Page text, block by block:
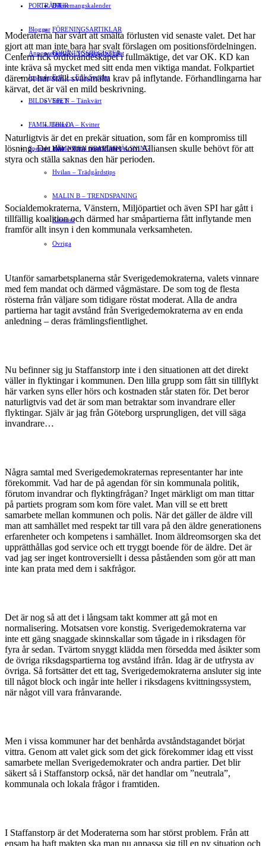
Evenemangskalender
DJUR
FÖRENINGSARTIKLAR
FÖRENINGSREGISTER
PORTRÄTT
Bloggar
Gert Å – I Småstadsvimlet
Erik J – Erik Speglar
Stig N – Tänkvärt
Jenny A – Kvitter
Yrsa – Hand med Hund
Hvilan – Trädgårdstips
MALIN B – TRENDSPANING
Kåserier
Ovriga
Annonsera
Insändare
BILDSVEPET
FAMILJEBILD
LÄMNA EN GRATTISHÄLSNING
Spegeln Info
Moderaterna har svårt att smälta för­lusten vid senaste valet. Det har
gjort att man inte bara har svalt förslagen om positionsfördelningen.
Centern fick ord­förandeskapet i fullmäktige, det var OK. KD kan
inte kräva så mycket med sitt enda men viktiga mandat. Folkpartiet
däremot har ställt svårsmälta krav på inflytande. Förhandlingarna har
kärvat, det är väl en mild beskrivning.
Naturligtvis är det en prekär situation, som får en kompromiss till
lösning. Det där extra mandatet som Alliansen skulle behövt för att
styra och ställa saknas den här perioden.
Socialdemokraterna, Vänstern, Miljö­partiet och även SPI har gått i
tillfällig koalition och därmed har småpartierna fått inflytande men
framför allt insyn i den kommunala verksamheten.
Utanför samarbetsplanerna står Sveri­gedemokraterna, valets vinnare
med fem mandat och därmed vågmästare. De som tog de flesta
rösterna från väljare som tidigare röstat moderat. Alla de andra
partierna har tagit avstånd från Sverigede­mokraterna av en enda
anledning – deras främlingsfientlighet.
Nu befinner sig ju Staffanstorp inte i den situationen att det direkt
väller in flyk­tingar i kommunen. Den lilla grupp som fått sin tillflykt
här varken syns eller hörs och kostnaden står staten för. Det beror
naturligtvis vad det är som man betraktar som invandrare eller
flyktingar. Själv är jag från Göteborg ursprungligen, det vill säga
invandrare…
Några samtal med Sverigedemokraternas representanter har inte
förekommit. Vad har de på agendan för sin kommunala politik,
förutom invandrar och flykting­frågan? Inget märkligt om man tittar
på partiets program som kom före valet. Man vill se ett brett
samarbete mellan kom­munen och polis. När det gäller de äldre vill
man att samhället med respekt tar till vara på den äldre generationens
erfaren­heter och kompetens i samhället. Inom äldreomsorgen ska det
upprätthållas god service och ett tryggt boende för de äldre. Det är
vad jag ser inget kontroversiellt i dessa påståenden som gör att man
inte kan prata med dem i sakfrågor.
Det är nog så att det i långsam takt kommer att gå mot en
normalisering. Motsatsen vore konstig. Sverigedemo­kraterna var
inte ett gäng snaggade skinnskallar som tågade in i riksdagen för
fyra år sedan. Tvärtom snyggt klädda men försedda med åsikter som
de övriga riksdagspartierna tog avstånd ifrån. Idag är de utfrysta av
övriga. Så fortsätter det ett tag, Sverigedemokraterna ansluter sig inte
till något block och ingår inte heller i riksdagens kvittningssystem,
när något vill vara frånvarande.
Men i vissa kommuner har det benhårda avståndstagandet börjat
vittra. Genom att valet gick som det gick förekommer idag ett visst
samarbete mellan Sverigedemo­krater och andra partier. Det blir
säkert så i Staffanstorp också, när det handlar om ”neutrala”,
kommunala och lokala frågor i framtiden.
I Staffanstorp är det Moderaterna som har störst problem. Från att
ensam ha haft makten ska man nu anpassa sig till en ny situation och